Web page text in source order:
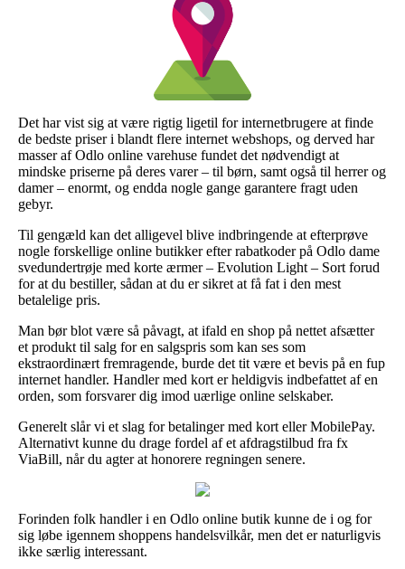
Det har vist sig at være rigtig ligetil for internetbrugere at finde
de bedste priser i blandt flere internet webshops, og derved har
masser af Odlo online varehuse fundet det nødvendigt at
mindske priserne på deres varer – til børn, samt også til herrer og
damer – enormt, og endda nogle gange garantere fragt uden
gebyr.
Til gengæld kan det alligevel blive indbringende at efterprøve
nogle forskellige online butikker efter rabatkoder på Odlo dame
svedundertrøje med korte ærmer – Evolution Light – Sort forud
for at du bestiller, sådan at du er sikret at få fat i den mest
betalelige pris.
Man bør blot være så påvagt, at ifald en shop på nettet afsætter
et produkt til salg for en salgspris som kan ses som
ekstraordinært fremragende, burde det tit være et bevis på en fup
internet handler. Handler med kort er heldigvis indbefattet af en
orden, som forsvarer dig imod uærlige online selskaber.
Generelt slår vi et slag for betalinger med kort eller MobilePay.
Alternativt kunne du drage fordel af et afdragstilbud fra fx
ViaBill, når du agter at honorere regningen senere.
Forinden folk handler i en Odlo online butik kunne de i og for
sig løbe igennem shoppens handelsvilkår, men det er naturligvis
ikke særlig interessant.